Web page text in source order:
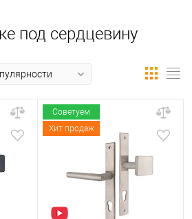
под сердцевину
Советуем
Хит продаж